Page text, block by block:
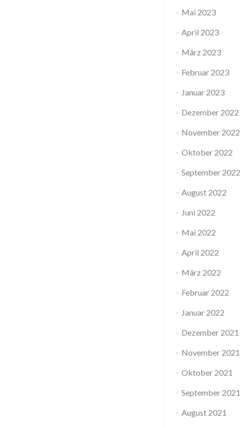
Mai 2023
April 2023
März 2023
Februar 2023
Januar 2023
Dezember 2022
November 2022
Oktober 2022
September 2022
August 2022
Juni 2022
Mai 2022
April 2022
März 2022
Februar 2022
Januar 2022
Dezember 2021
November 2021
Oktober 2021
September 2021
August 2021